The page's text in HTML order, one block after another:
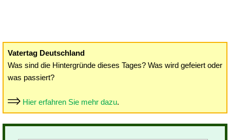
Vatertag Deutschland
Was sind die Hintergründe dieses Tages? Was wird gefeiert oder
was passiert?
Hier erfahren Sie mehr dazu.